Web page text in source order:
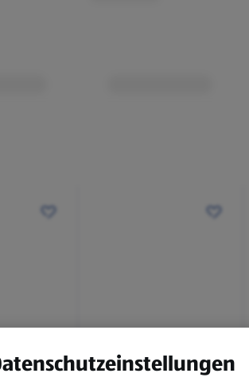
mit
Bianco Toscana IGT